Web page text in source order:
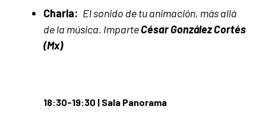
Charla: El sonido de tu animación, más allá
de la música. ImparteCésar González Cortés
(Mx)
18:30-19:30 | Sala Panorama